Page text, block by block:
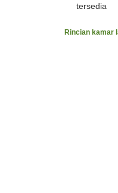
tersedia
Rincian kamar